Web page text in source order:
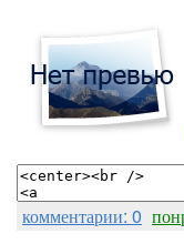
комментарии: 0